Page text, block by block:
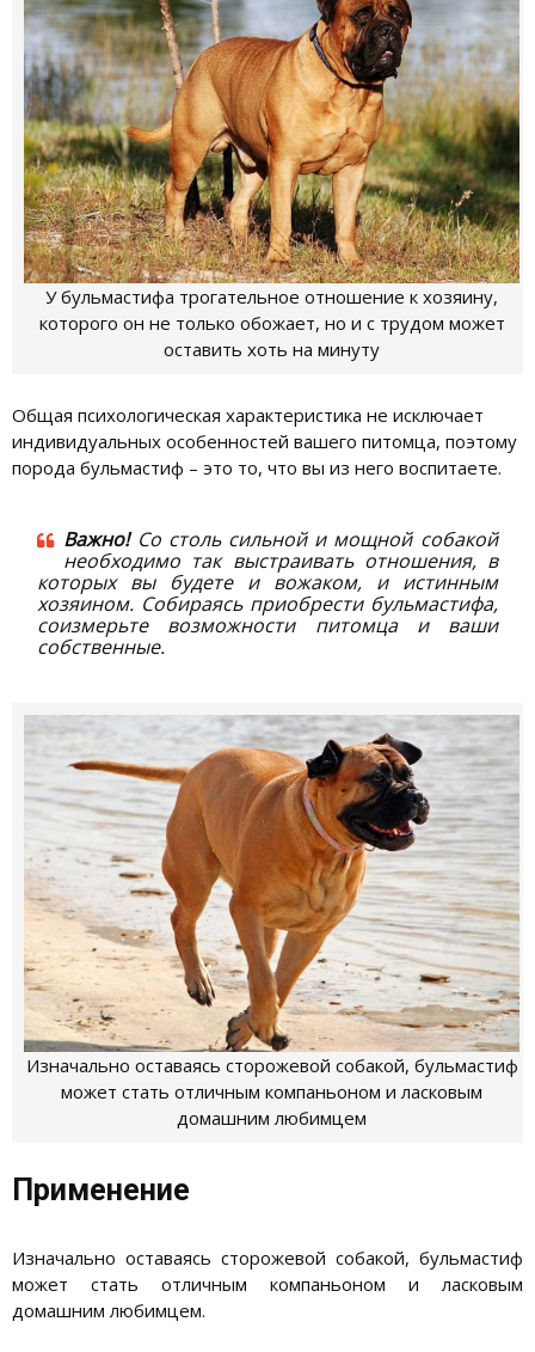
У бульмастифа трогательное отношение к хозяину,
которого он не только обожает, но и с трудом может
оставить хоть на минуту
Общая психологическая характеристика не исключает
индивидуальных особенностей вашего питомца, поэтому
порода бульмастиф – это то, что вы из него воспитаете.
Важно! Со столь сильной и мощной собакой
необходимо так выстраивать отношения, в
которых вы будете и вожаком, и истинным
хозяином. Собираясь приобрести бульмастифа,
соизмерьте возможности питомца и ваши
собственные.
Изначально оставаясь сторожевой собакой, бульмастиф
может стать отличным компаньоном и ласковым
домашним любимцем
Применение
Изначально оставаясь сторожевой собакой, бульмастиф
может стать отличным компаньоном и ласковым
домашним любимцем.